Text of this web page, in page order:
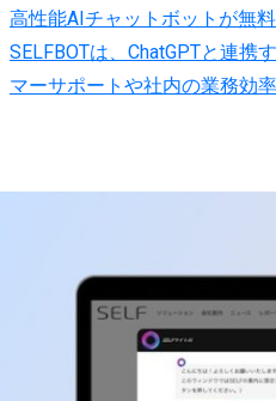
高性能AIチャットボットが無
SELFBOTは、ChatGPTと連
マーサポートや社内の業務効